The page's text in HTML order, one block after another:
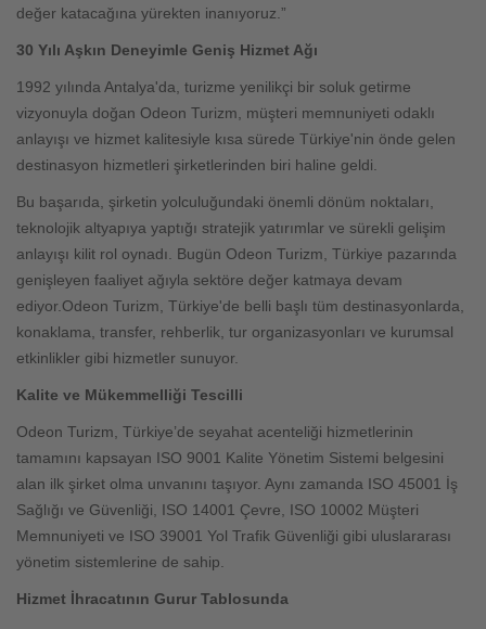
değer katacağına yürekten inanıyoruz.”
30 Yılı Aşkın Deneyimle Geniş Hizmet Ağı
1992 yılında Antalya'da, turizme yenilikçi bir soluk getirme
vizyonuyla doğan Odeon Turizm, müşteri memnuniyeti odaklı
anlayışı ve hizmet kalitesiyle kısa sürede Türkiye'nin önde gelen
destinasyon hizmetleri şirketlerinden biri haline geldi.
Bu başarıda, şirketin yolculuğundaki önemli dönüm noktaları,
teknolojik altyapıya yaptığı stratejik yatırımlar ve sürekli gelişim
anlayışı kilit rol oynadı. Bugün Odeon Turizm, Türkiye pazarında
genişleyen faaliyet ağıyla sektöre değer katmaya devam
ediyor.Odeon Turizm, Türkiye'de belli başlı tüm destinasyonlarda,
konaklama, transfer, rehberlik, tur organizasyonları ve kurumsal
etkinlikler gibi hizmetler sunuyor.
Kalite ve Mükemmelliği Tescilli
Odeon Turizm, Türkiye’de seyahat acenteliği hizmetlerinin
tamamını kapsayan ISO 9001 Kalite Yönetim Sistemi belgesini
alan ilk şirket olma unvanını taşıyor. Aynı zamanda ISO 45001 İş
Sağlığı ve Güvenliği, ISO 14001 Çevre, ISO 10002 Müşteri
Memnuniyeti ve ISO 39001 Yol Trafik Güvenliği gibi uluslararası
yönetim sistemlerine de sahip.
Hizmet İhracatının Gurur Tablosunda